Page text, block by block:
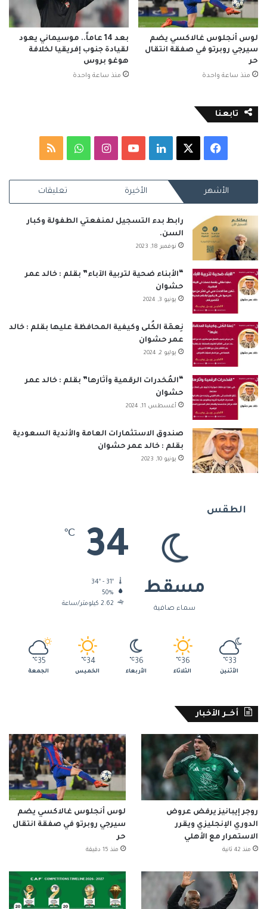
لوس أنجلوس غالاكسي يضم
سيرجي روبرتو في صفقة انتقال
حر
منذ ساعة واحدة
بعد 14 عاماً.. موسيماني يعود
لقيادة جنوب إفريقيا لخلافة
هوغو بروس
منذ ساعة واحدة
تابعنا
فيسبوك لينكدإن‫YouTubeانستقرامواتسابملخص
RSS الأشهر الأخيرة تعليقات
رابط بدء التسجيل لمنفعتي الطفولة وكبار
السن.
نوفمبر 18, 2023
“الأبناء ضحية لتربية الآباء” بقلم : خالد عمر
حشوان
يونيو 3, 2024
نِعمَة الكُلى وكيفية المحافظة عليها بقلم : خالد
عمر حشوان
يوليو 2, 2024
“المُخدرات الرقمية وآثارها” بقلم : خالد عمر
حشوان
أغسطس 11, 2024
صندوق الاستثمارات العامة والأندية السعودية
بقلم : خالد عمر حشوان
يونيو 10, 2023
الطقس
مسقط
سماء صافية
34
℃
50%
2.62 كيلومتر/ساعة
33
℃
الأثنين
36
℃
الثلاثاء
36
℃
الأربعاء
34
℃
الخميس
35
℃
الجمعة
أخــر الأخبار
روجر إيبانيز يرفض عروض
الدوري الإنجليزي ويقرر
الاستمرار مع الأهلي
منذ 42 ثانية
لوس أنجلوس غالاكسي يضم
سيرجي روبرتو في صفقة انتقال
حر
منذ 15 دقيقة